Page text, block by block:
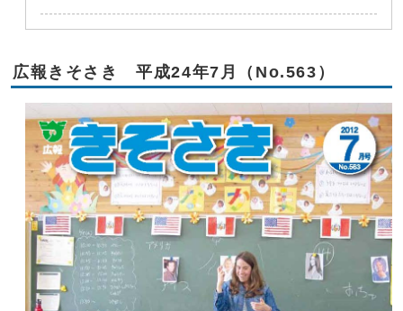
広報きそさき 平成24年7月（No.563）